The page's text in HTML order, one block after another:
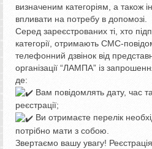
визначеним категоріям, а також
впливати на потребу в допомозі.
Серед зареєстрованих ті, хто
категорії, отримають СМС-
телефонний дзвінок від
організації “ЛАМПА” із
де:
Вам повідомлять дату, час
реєстрації;
Ви отримаєте перелік
потрібно мати з собою.
Звертаємо вашу увагу!